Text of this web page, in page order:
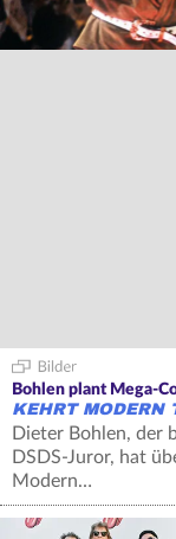
Bohlen plant Mega-
KEHRT MODERN
Dieter Bohlen, der
DSDS-Juror, hat
Modern…